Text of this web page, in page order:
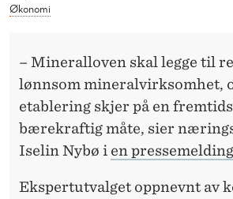
TØkonomi
– Mineralloven skal legge til
lønnsom mineralvirksomhet,
etablering skjer på en
bærekraftig måte, sier
Iselin Nybø i en pressemelding
Ekspertutvalget oppnevnt av